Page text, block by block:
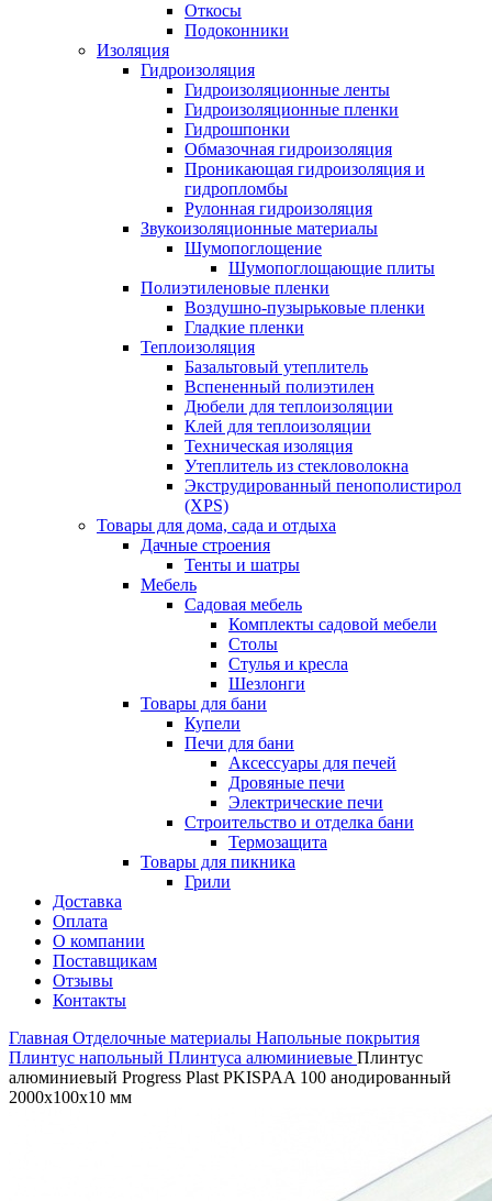
Откосы
Подоконники
Изоляция
Гидроизоляция
Гидроизоляционные ленты
Гидроизоляционные пленки
Гидрошпонки
Обмазочная гидроизоляция
Проникающая гидроизоляция и
гидропломбы
Рулонная гидроизоляция
Звукоизоляционные материалы
Шумопоглощение
Шумопоглощающие плиты
Полиэтиленовые пленки
Воздушно-пузырьковые пленки
Гладкие пленки
Теплоизоляция
Базальтовый утеплитель
Вспененный полиэтилен
Дюбели для теплоизоляции
Клей для теплоизоляции
Техническая изоляция
Утеплитель из стекловолокна
Экструдированный пенополистирол
(XPS)
Товары для дома, сада и отдыха
Дачные строения
Тенты и шатры
Мебель
Садовая мебель
Комплекты садовой мебели
Столы
Стулья и кресла
Шезлонги
Товары для бани
Купели
Печи для бани
Аксессуары для печей
Дровяные печи
Электрические печи
Строительство и отделка бани
Термозащита
Товары для пикника
Грили
Доставка
Оплата
О компании
Поставщикам
Отзывы
Контакты
Главная Отделочные материалы Напольные покрытия
Плинтус напольный Плинтуса алюминиевые Плинтус
алюминиевый Progress Plast PKISPAA 100 анодированный
2000х100х10 мм